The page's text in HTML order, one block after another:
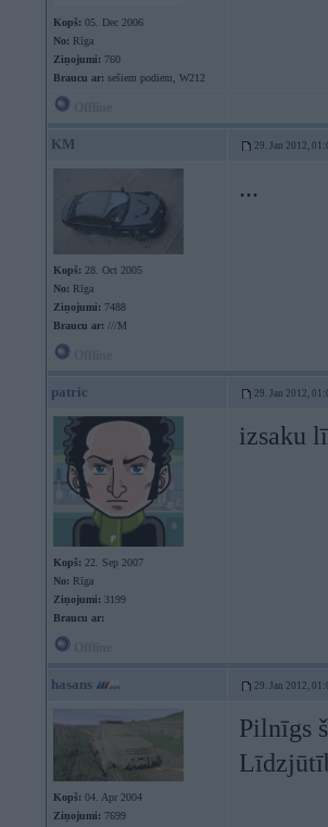
Kopš: 05. Dec 2006
No: Rīga
Ziņojumi: 760
Braucu ar: sešiem podiem, W212
KM 29. Jan 2012,
Kopš: 28. Oct 2005
No: Rīga
Ziņojumi: 7488
Braucu ar: ///M
...
patric 29. Jan 2012,
Kopš: 22. Sep 2007
No: Rīga
Ziņojumi: 3199
Braucu ar:
izsaku
hasans 29. Jan 2012,
Kopš: 04. Apr 2004
Ziņojumi: 7699
Pilnīgs